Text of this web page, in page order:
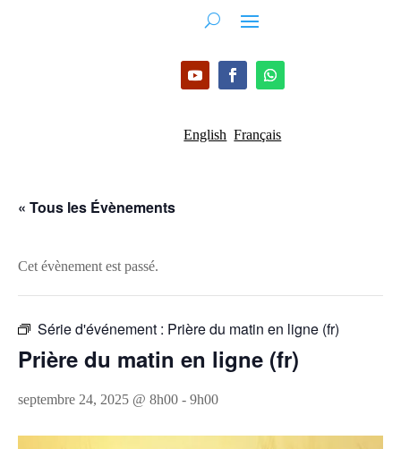
English Français
« Tous les Évènements
Cet évènement est passé.
Série d'événement : Prière du matin en ligne (fr)
Prière du matin en ligne (fr)
septembre 24, 2025 @ 8h00 - 9h00